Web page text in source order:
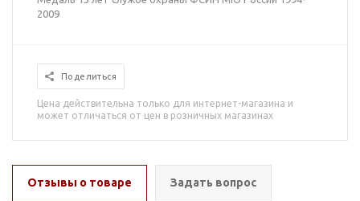
2009
Поделиться
Цена действительна только для интернет-магазина и
может отличаться от цен в розничных магазинах
Отзывы о товаре Задать вопрос